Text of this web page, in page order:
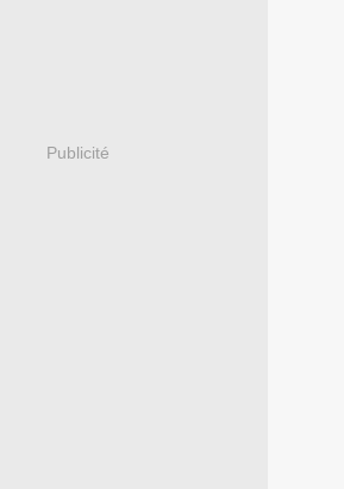
Publicité